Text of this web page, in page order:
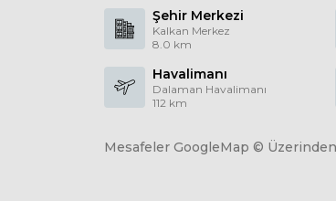
Şehir Merkezi
Kalkan Merkez
8.0 km
Havalimanı
Dalaman Havalimanı
112 km
Mesafeler GoogleMap ©